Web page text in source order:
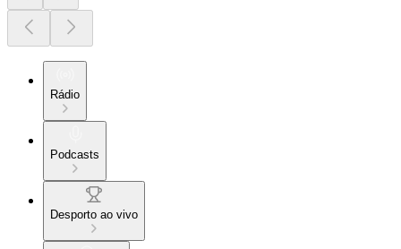
Rádio
Podcasts
Desporto ao vivo